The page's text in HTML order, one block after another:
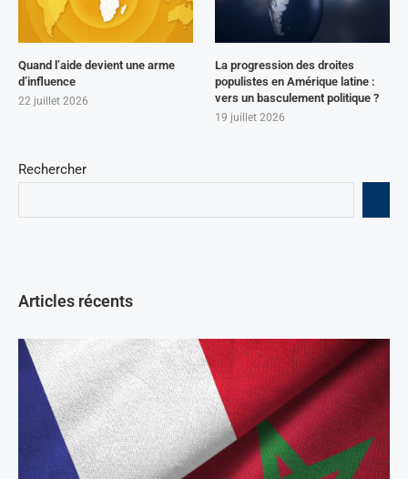
Rechercher
Articles récents
Quand l’aide devient une arme
d’influence
22 juillet 2026
La progression des droites
populistes en Amérique latine :
vers un basculement politique ?
19 juillet 2026